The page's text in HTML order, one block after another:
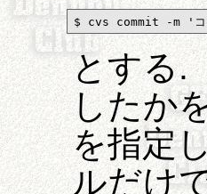
$ cvs commit -m 'コ
とする.
したか
を指定
ルだけ